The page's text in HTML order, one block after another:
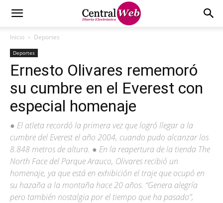
Inicio Deportes
Deportes
Ernesto Olivares rememoró
su cumbre en el Everest con
especial homenaje
● El atleta recordó la primera vez que logró llegar a la
cumbre del Everest el año 2004, cuando pudo alcanzar los
8.848 metros de altura. ● En la reapertura de la tienda The
North Face del Parque Arauco, Olivares recibió un
homenaje, ya que está en exhibición el traje que ocupó en
su hazaña a la montaña hace 20 años. “Genera alegría
pero también nostalgia por el tiempo que ha pasado”,